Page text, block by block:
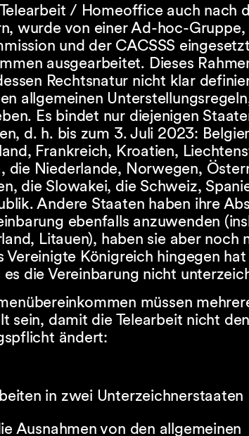
/ Homeoffice auch nach
wurde von einer Ad-hoc-
und der CACSSS
ausgearbeitet. Dieses
Rechtsnatur nicht klar
allgemeinen
Es bindet nur diejenigen
d. h. bis zum 3. Juli 2023:
Frankreich, Kroatien,
die Niederlande, Norwegen,
die Slowakei, die Schweiz,
Andere Staaten haben ihre
ebenfalls anzuwenden
Litauen), haben sie aber noch
Vereinigte Königreich hingegen hat
die Vereinbarung nicht
müssen
sein, damit die Telearbeit nicht
ändert:
in zwei Unterzeichnerstaaten
Ausnahmen von den allgemeinen